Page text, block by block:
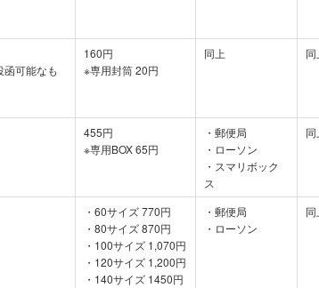
可能なも
160円
※専用封筒 20円
同上 同
455円
※専用BOX 65円
・郵便局
・ローソン
・スマリボック
ス
同
・60サイズ 770円
・80サイズ 870円
・100サイズ 1,070円
・120サイズ 1,200円
・140サイズ 1450円
・郵便局
・ローソン
同